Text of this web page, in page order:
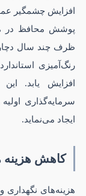
افزایش چشمگیر
پوشش محافظ در
ظرف چند سال
افزایش یابد.
سرمایه‌گذاری
ایجاد می‌نماید.
کاهش هزینه